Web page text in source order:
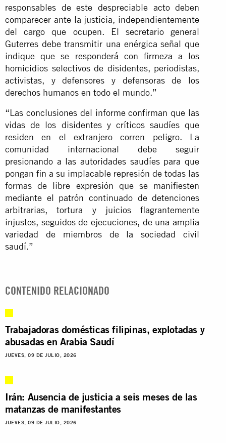
responsables de este despreciable acto deben
comparecer ante la justicia, independientemente
del cargo que ocupen. El secretario general
Guterres debe transmitir una enérgica señal que
indique que se responderá con firmeza a los
homicidios selectivos de disidentes, periodistas,
activistas, y defensores y defensoras de los
derechos humanos en todo el mundo.”
“Las conclusiones del informe confirman que las
vidas de los disidentes y críticos saudíes que
residen en el extranjero corren peligro. La
comunidad internacional debe seguir
presionando a las autoridades saudíes para que
pongan fin a su implacable represión de todas las
formas de libre expresión que se manifiesten
mediante el patrón continuado de detenciones
arbitrarias, tortura y juicios flagrantemente
injustos, seguidos de ejecuciones, de una amplia
variedad de miembros de la sociedad civil
saudí.”
CONTENIDO RELACIONADO
Trabajadoras domésticas filipinas, explotadas y
abusadas en Arabia Saudí
JUEVES, 09 DE JULIO, 2026
Irán: Ausencia de justicia a seis meses de las
matanzas de manifestantes
JUEVES, 09 DE JULIO, 2026